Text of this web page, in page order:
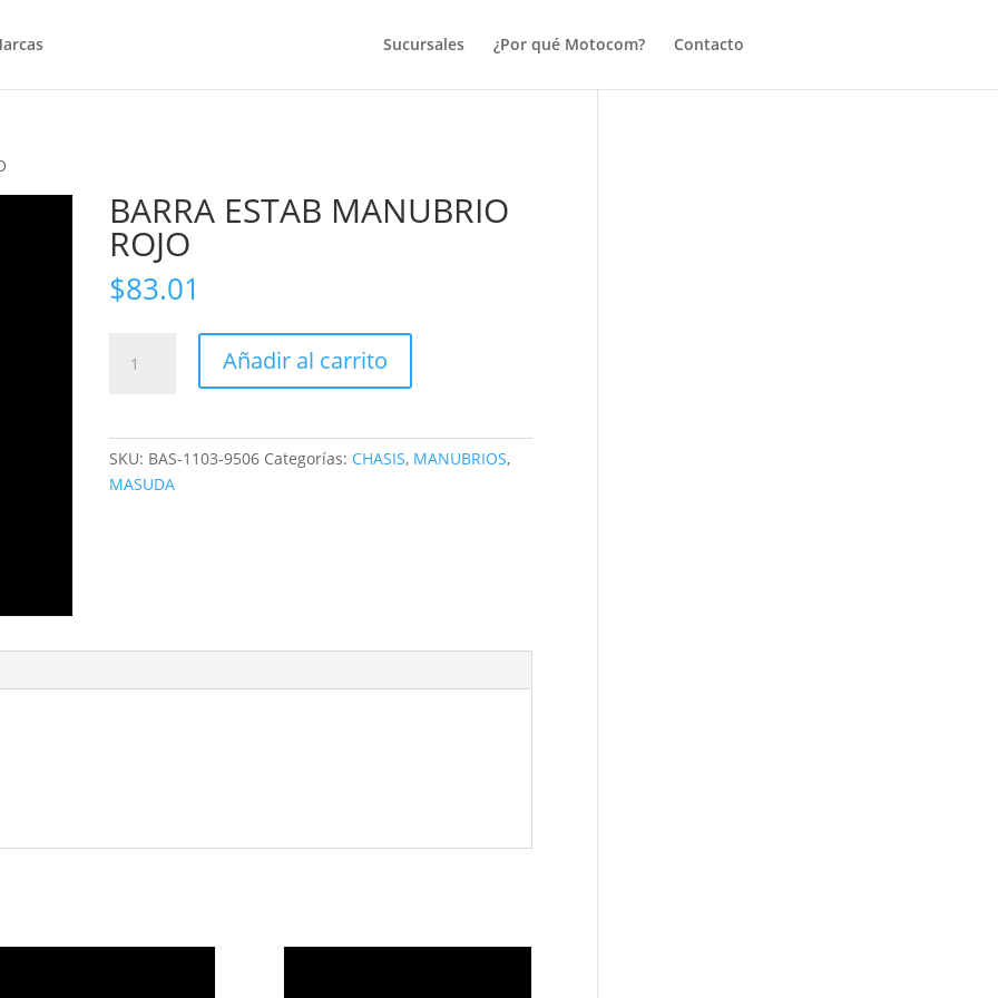
Sucursales ¿Por qué Motocom? Contacto
BARRA ESTAB MANUBRIO
ROJO
$83.01
ESTAB
Añadir al carrito
SKU: BAS-1103-9506 Categorías: CHASIS, MANUBRIOS,
MASUDA